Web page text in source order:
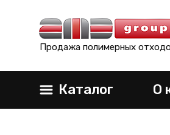
Продажа полимерных
Каталог О